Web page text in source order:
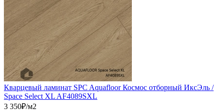
Кварцевый ламинат SPC Aquafloor Космос отборный ИксЭль /
Space Select XL AF4089SXL
3 350₽/м2